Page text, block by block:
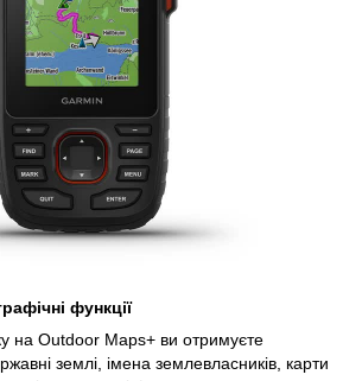
функції
на Outdoor Maps+ ви отримуєте
землі, імена землевласників, карти